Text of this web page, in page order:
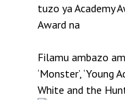
tuzo ya Academy
Award na
Filamu ambazo
‘Monster’, ‘Young
White and the